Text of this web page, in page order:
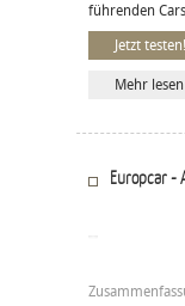
führenden
Jetzt testen!
Mehr lesen
Europcar -